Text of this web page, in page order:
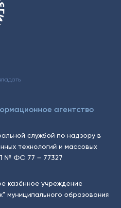
агентство
службой по надзору в
технологий и массовых
№ ФС 77 – 77327
казённое учреждение
муниципального образования